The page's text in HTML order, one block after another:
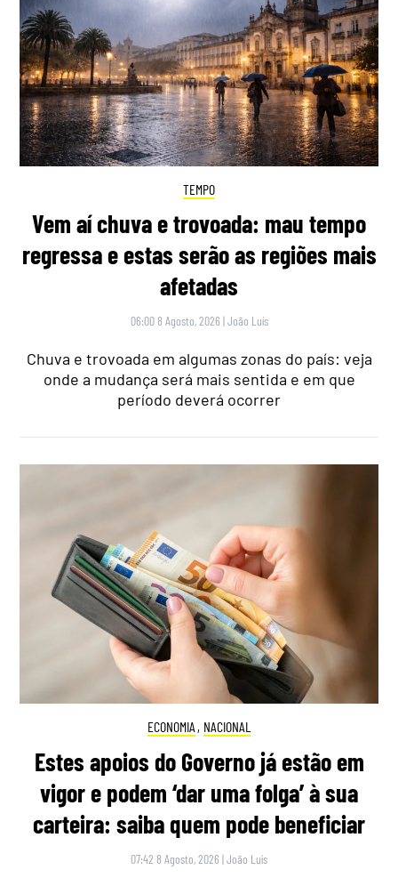
TEMPO
Vem aí chuva e trovoada: mau tempo
regressa e estas serão as regiões mais
afetadas
06:00 8 Agosto, 2026 |João Luís
Chuva e trovoada em algumas zonas do país: veja
onde a mudança será mais sentida e em que
período deverá ocorrer
ECONOMIA , NACIONAL
Estes apoios do Governo já estão em
vigor e podem ‘dar uma folga’ à sua
carteira: saiba quem pode beneficiar
07:42 8 Agosto, 2026 |João Luís